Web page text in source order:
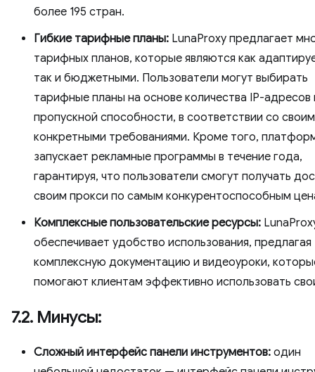
более 195 стран.
Гибкие тарифные планы: LunaProxy предлагает
тарифных планов, которые являются как
так и бюджетными. Пользователи могут выбирать
тарифные планы на основе количества IP-адресов
пропускной способности, в соответствии со
конкретными требованиями. Кроме того,
запускает рекламные программы в течение года,
гарантируя, что пользователи смогут получать
своим прокси по самым конкурентоспособным
Комплексные пользовательские ресурсы:
обеспечивает удобство использования, предлагая
комплексную документацию и видеоуроки,
помогают клиентам эффективно использовать
7.2. Минусы:
Сложный интерфейс панели инструментов: один